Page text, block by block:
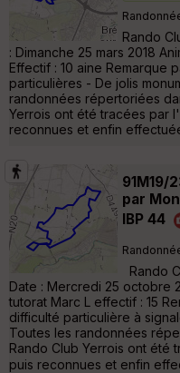
Rando
: Dimanche 25 mars 2018
Effectif : 10 aine Remarque
particulières - De jolis
randonnées répertoriées
Yerrois ont été tracées par
reconnues et enfin
91M19/
par
IBP 44
Rando
Date : Mercredi 25 octobre
tutorat Marc L effectif : 15
difficulté particulière à
Toutes les randonnées
Rando Club Yerrois ont été
puis reconnues et enfin